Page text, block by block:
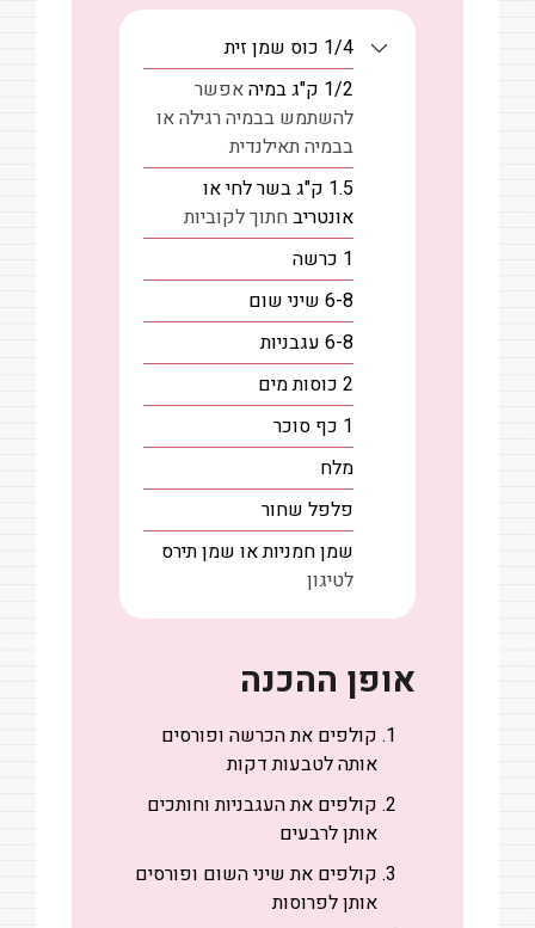
1/4 כוס שמן זית
1/2 ק"גבמיהאפשר
להשתמש בבמיה רגילה או
בבמיה תאילנדית
1.5 ק"גבשר לחי או
אונטריב חתוך לקוביות
1 כרשה
6-8 שיני שום
6-8 עגבניות
2 כוסותמים
1 כף סוכר
מלח
פלפל שחור
שמן חמניות או שמן תירס
לטיגון
אופן ההכנה
קולפים את הכרשה ופורסים
אותה לטבעות דקות
קולפים את העגבניות וחותכים
אותן לרבעים
קולפים את שיני השום ופורסים
אותן לפרוסות